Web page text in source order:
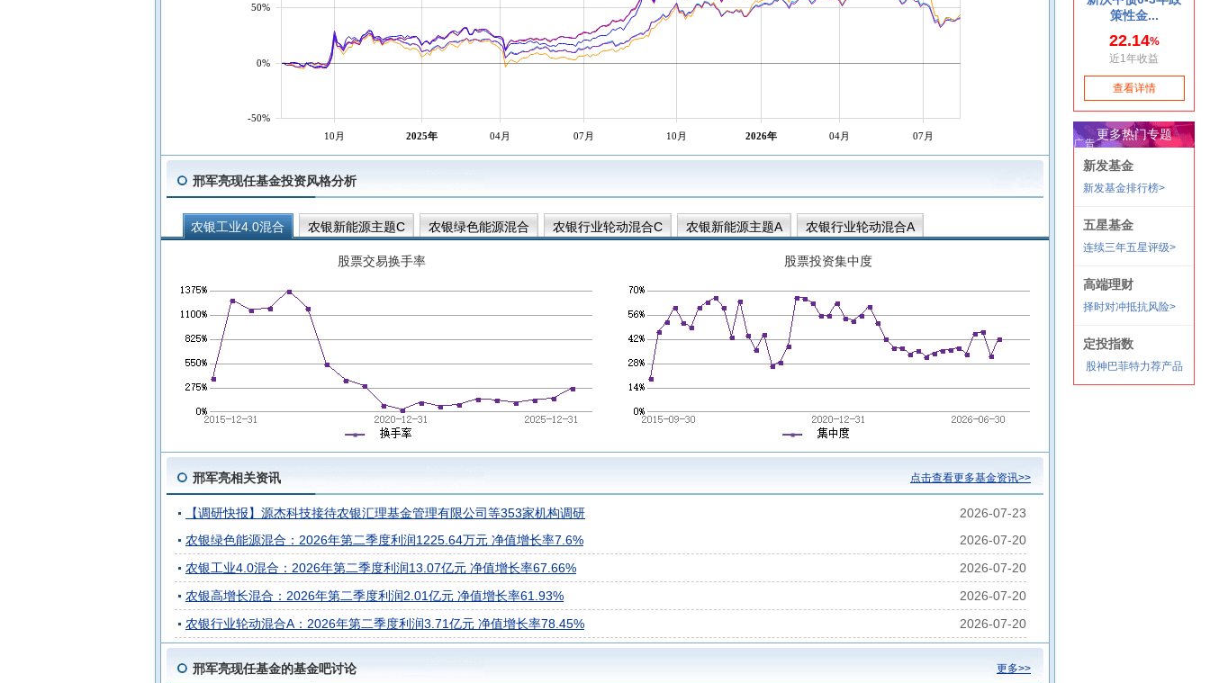
10月 2025年 04月 07月 10月 2026年 04月 07月
-50%
0%
50%
邢军亮现任基金投资风格分析
农银工业4.0混合 农银新能源主题C 农银绿色能源混合 农银行业轮动混合C 农银新能源主题A 农银行业轮动混合A
股票交易换手率 股票投资集中度
邢军亮相关资讯 点击查看更多基金资讯>>
【调研快报】源杰科技接待农银汇理基金管理有限公司等353家机构调研
2026-07-23
农银绿色能源混合：2026年第二季度利润1225.64万元 净值增长率7.6%
2026-07-20
农银工业4.0混合：2026年第二季度利润13.07亿元 净值增长率67.66%
2026-07-20
农银高增长混合：2026年第二季度利润2.01亿元 净值增长率61.93%
2026-07-20
农银行业轮动混合A：2026年第二季度利润3.71亿元 净值增长率78.45%
2026-07-20
邢军亮现任基金的基金吧讨论 更多>>